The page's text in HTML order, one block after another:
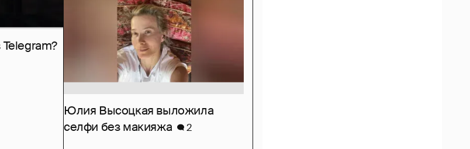
Юлия Высоцкая выложила
селфи без макияжа
2